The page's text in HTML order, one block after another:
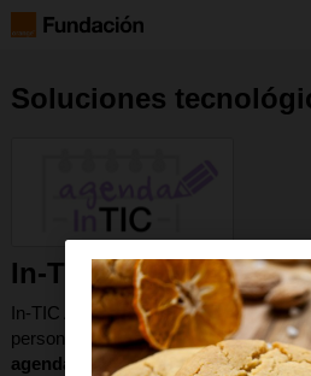
Soluciones
In-TIC Agenda
In-TIC Agenda es una herramienta
personas con autismo queemula el
agendas convencionales(pared,